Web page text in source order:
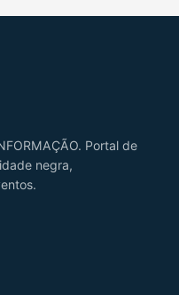
Portal de
negra,